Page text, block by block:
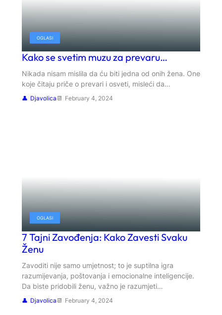
OGLASI
Kako se svetim muzu za prevaru…
Nikada nisam mislila da ću biti jedna od onih žena. One
koje čitaju priče o prevari i osveti, misleći da…
Djavolica February 4, 2024
OGLASI
7 Tajni Zavođenja: Kako Zavesti Svaku
Ženu
Zavoditi nije samo umjetnost; to je suptilna igra
razumijevanja, poštovanja i emocionalne inteligencije.
Da biste pridobili ženu, važno je razumjeti…
Djavolica February 4, 2024